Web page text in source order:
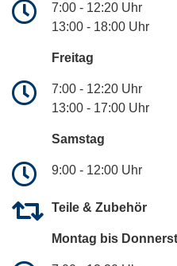
7:00 - 12:20 Uhr
13:00 - 18:00 Uhr
Freitag
7:00 - 12:20 Uhr
13:00 - 17:00 Uhr
Samstag
9:00 - 12:00 Uhr
Teile & Zubehör
Montag bis